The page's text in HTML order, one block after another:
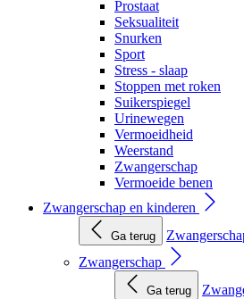
Prostaat
Seksualiteit
Snurken
Sport
Stress - slaap
Stoppen met roken
Suikerspiegel
Urinewegen
Vermoeidheid
Weerstand
Zwangerschap
Vermoeide benen
Zwangerschap en kinderen
Ga terug
Zwangerschap
Ga terug